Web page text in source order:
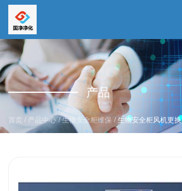
全国服务热线
19157616862
全国服务热线
15669159195产品
首页 / 产品中心 /生物安全柜维保 /生物安全柜风机更换